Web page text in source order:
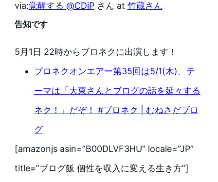
via:覚醒する @CDiPさん at 竹蔵さん
告知です
5月1日 22時からブロネクに出演します！
ブロネクオンエアー第35回は5/1(木)、テ
ーマは「大東さんとブログの話を延々する
ネク！」だぞ！ #ブロネク | むねさだブロ
グ
[amazonjs asin=”B00DLVF3HU” locale=”JP”
title=”ブログ飯 個性を収入に変える生き方”]